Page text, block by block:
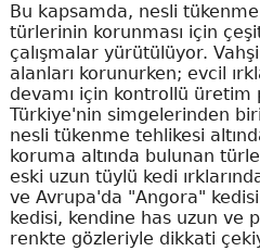
Bu kapsamda, nesli
türlerinin korunması için
çalışmalar yürütülüyor.
alanları korunurken; evcil
devamı için kontrollü üretim
Türkiye'nin simgelerinden
nesli tükenme tehlikesi
koruma altında bulunan
eski uzun tüylü kedi
ve Avrupa'da "Angora"
kedisi, kendine has uzun ve
renkte gözleriyle dikkati